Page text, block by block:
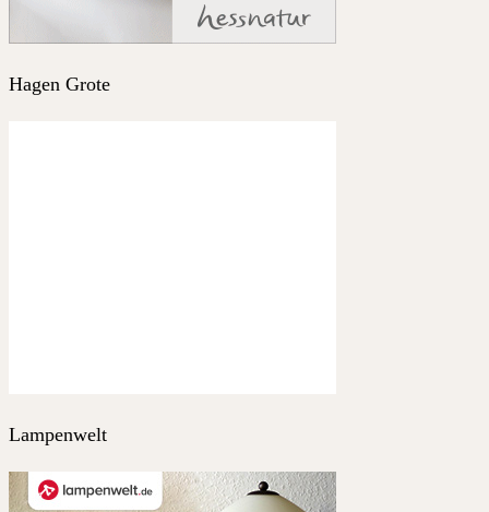
Hagen Grote
Lampenwelt